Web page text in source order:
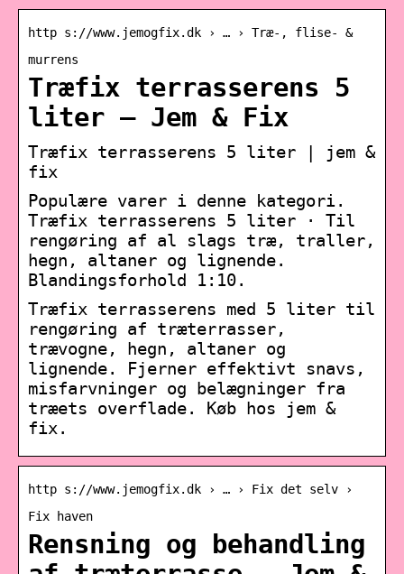
http s://www.jemogfix.dk › … › Træ-, flise- &
murrens
Træfix terrasserens 5
liter – Jem & Fix
Træfix terrasserens 5 liter | jem &
fix
Populære varer i denne kategori.
Træfix terrasserens 5 liter · Til
rengøring af al slags træ, traller,
hegn, altaner og lignende.
Blandingsforhold 1:10.
Træfix terrasserens med 5 liter til
rengøring af træterrasser,
trævogne, hegn, altaner og
lignende. Fjerner effektivt snavs,
misfarvninger og belægninger fra
træets overflade. Køb hos jem &
fix.
http s://www.jemogfix.dk › … › Fix det selv ›
Fix haven
Rensning og behandling